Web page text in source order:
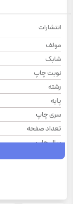
انتشارات
مولف
شابک
نوبت چاپ
رشته
پایه
سری چاپ
تعداد صفحه
سال چاپ
درس